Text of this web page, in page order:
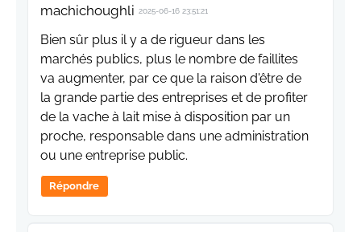
machichoughli 2025-06-16 23:51:21
Bien sûr plus il y a de rigueur dans les
marchés publics, plus le nombre de faillites
va augmenter, par ce que la raison d'être de
la grande partie des entreprises et de profiter
de la vache à lait mise à disposition par un
proche, responsable dans une administration
ou une entreprise public.
Répondre